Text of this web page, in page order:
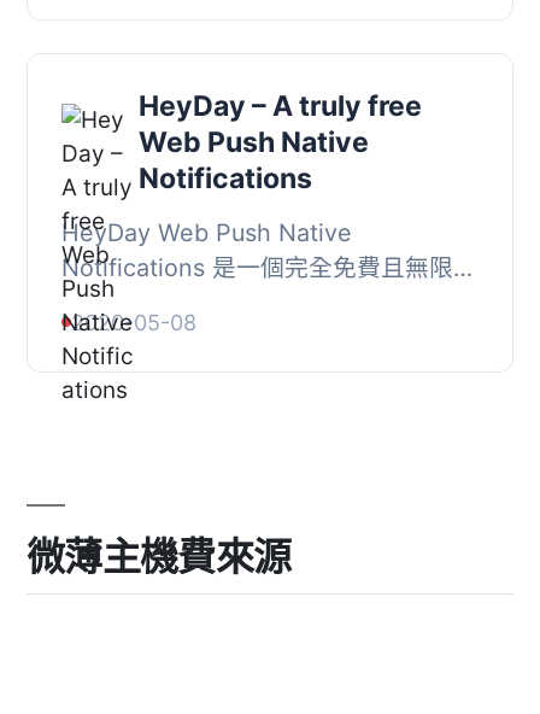
購物車的情況。...
HeyDay – A truly free
Web Push Native
Notifications
HeyDay Web Push Native
Notifications 是一個完全免費且無限制
的網頁推送本地通知平台。透過
HeyDay Web Push Native
Notifications，您可以在所有瀏覽器
上...
2020-05-08
微薄主機費來源